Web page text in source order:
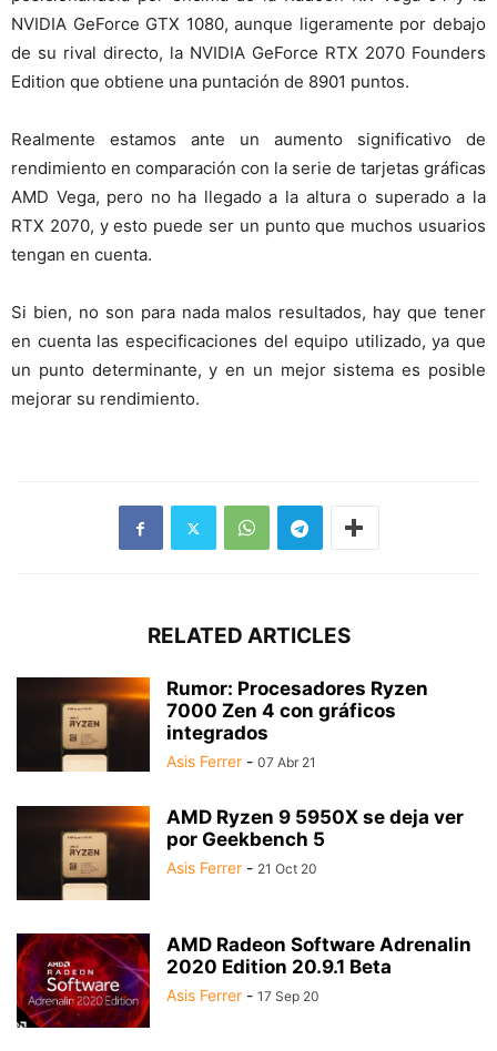
NVIDIA GeForce GTX 1080, aunque ligeramente por debajo
de su rival directo, la NVIDIA GeForce RTX 2070 Founders
Edition que obtiene una puntación de 8901 puntos.
Realmente estamos ante un aumento significativo de
rendimiento en comparación con la serie de tarjetas gráficas
AMD Vega, pero no ha llegado a la altura o superado a la
RTX 2070, y esto puede ser un punto que muchos usuarios
tengan en cuenta.
Si bien, no son para nada malos resultados, hay que tener
en cuenta las especificaciones del equipo utilizado, ya que
un punto determinante, y en un mejor sistema es posible
mejorar su rendimiento.
RELATED ARTICLES
Rumor: Procesadores Ryzen
7000 Zen 4 con gráficos
integrados
Asis Ferrer - 07 Abr 21
AMD Ryzen 9 5950X se deja ver
por Geekbench 5
Asis Ferrer - 21 Oct 20
AMD Radeon Software Adrenalin
2020 Edition 20.9.1 Beta
Asis Ferrer - 17 Sep 20